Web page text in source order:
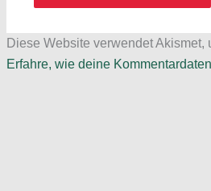
Diese Website verwendet Akismet,
Erfahre, wie deine